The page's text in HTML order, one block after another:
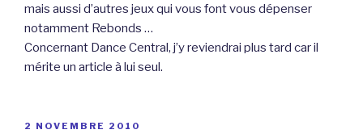
mais aussi d’autres jeux qui vous font vous dépenser
notamment Rebonds …
Concernant Dance Central, j’y reviendrai plus tard car il
mérite un article à lui seul.
PUBLIÉ
2 NOVEMBRE 2010